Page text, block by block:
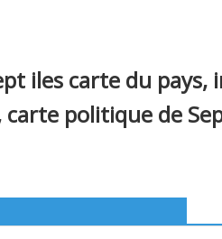
iles carte du
carte politique de